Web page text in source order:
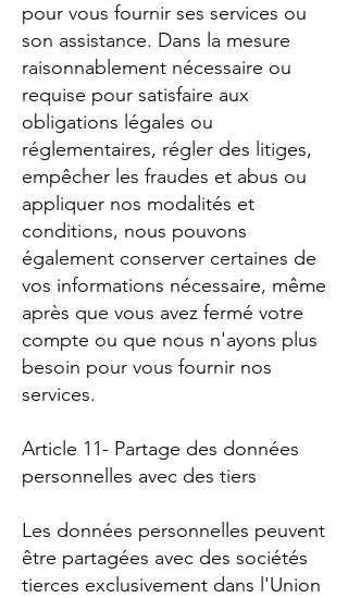
pour vous fournir ses services ou
son assistance. Dans la mesure
raisonnablement nécessaire ou
requise pour satisfaire aux
obligations légales ou
réglementaires, régler des litiges,
empêcher les fraudes et abus ou
appliquer nos modalités et
conditions, nous pouvons
également conserver certaines de
vos informations nécessaire, même
après que vous avez fermé votre
compte ou que nous n'ayons plus
besoin pour vous fournir nos
services.
Article 11- Partage des données
personnelles avec des tiers
Les données personnelles peuvent
être partagées avec des sociétés
tierces exclusivement dans l'Union